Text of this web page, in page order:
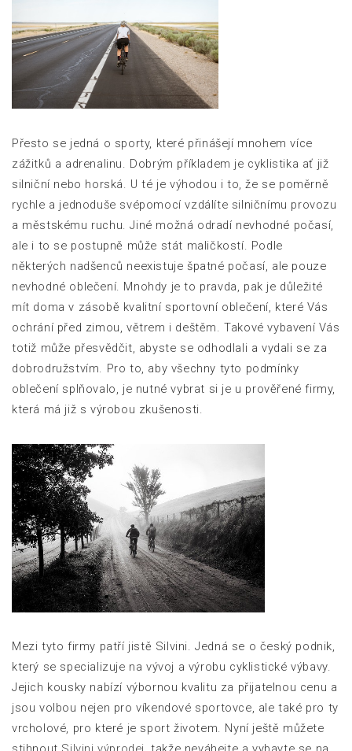
Přesto se jedná o sporty, které přinášejí mnohem více
zážitků a adrenalinu. Dobrým příkladem je cyklistika ať již
silniční nebo horská. U té je výhodou i to, že se poměrně
rychle a jednoduše svépomocí vzdálíte silničnímu provozu
a městskému ruchu. Jiné možná odradí nevhodné počasí,
ale i to se postupně může stát maličkostí. Podle
některých nadšenců neexistuje špatné počasí, ale pouze
nevhodné oblečení. Mnohdy je to pravda, pak je důležité
mít doma v zásobě kvalitní sportovní oblečení, které Vás
ochrání před zimou, větrem i deštěm. Takové vybavení Vás
totiž může přesvědčit, abyste se odhodlali a vydali se za
dobrodružstvím. Pro to, aby všechny tyto podmínky
oblečení splňovalo, je nutné vybrat si je u prověřené firmy,
která má již s výrobou zkušenosti.
Mezi tyto firmy patří jistě Silvini. Jedná se o český podnik,
který se specializuje na vývoj a výrobu cyklistické výbavy.
Jejich kousky nabízí výbornou kvalitu za přijatelnou cenu a
jsou volbou nejen pro víkendové sportovce, ale také pro ty
vrcholové, pro které je sport životem. Nyní ještě můžete